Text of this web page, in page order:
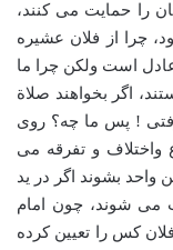
را حمایت می کنند،
چرا از فلان عشیره
است ولکن چرا ما
اگر بخواهند صلاة
رفتی ! پس ما چه؟ روی
واختلاف و تفرقه می
بشوند اگر در ید
می شوند، چون امام
کس را تعیین کرده